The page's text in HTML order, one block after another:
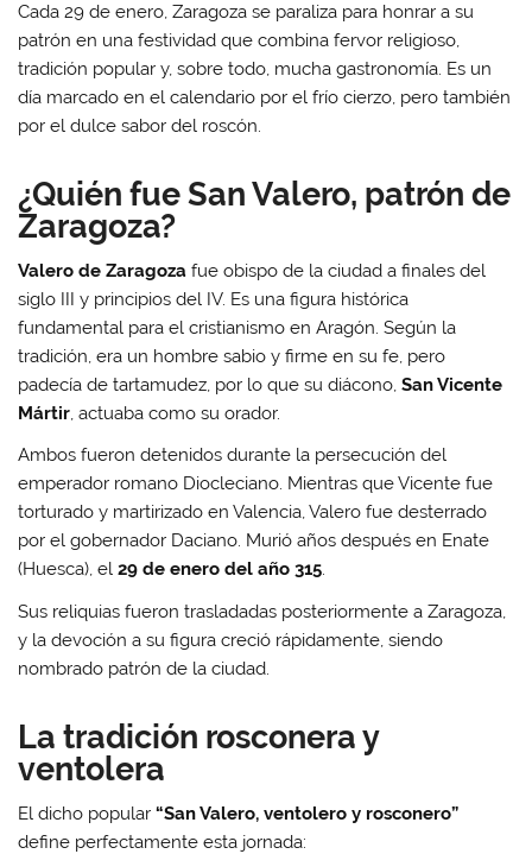
Cada 29 de enero, Zaragoza se paraliza para honrar a su
patrón en una festividad que combina fervor religioso,
tradición popular y, sobre todo, mucha gastronomía. Es un
día marcado en el calendario por el frío cierzo, pero también
por el dulce sabor del roscón.
¿Quién fue San Valero, patrón de
Zaragoza?
Valero de Zaragoza fue obispo de la ciudad a finales del
siglo III y principios del IV. Es una figura histórica
fundamental para el cristianismo en Aragón. Según la
tradición, era un hombre sabio y firme en su fe, pero
padecía de tartamudez, por lo que su diácono,San Vicente
Mártir, actuaba como su orador.
Ambos fueron detenidos durante la persecución del
emperador romano Diocleciano. Mientras que Vicente fue
torturado y martirizado en Valencia, Valero fue desterrado
por el gobernador Daciano. Murió años después en Enate
(Huesca), el29 de enero del año 315.
Sus reliquias fueron trasladadas posteriormente a Zaragoza,
y la devoción a su figura creció rápidamente, siendo
nombrado patrón de la ciudad.
La tradición rosconera y
ventolera
El dicho popular“San Valero, ventolero y rosconero”
define perfectamente esta jornada: